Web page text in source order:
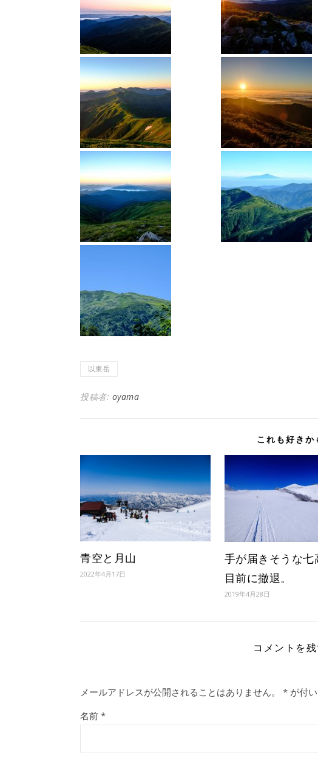
以東岳
投稿者: oyama
これも好きか
青空と月山
2022年4月17日
手が届きそうな七
目前に撤退。
2019年4月28日
コメントを残
メールアドレスが公開されることはありません。 * が付
名前 *